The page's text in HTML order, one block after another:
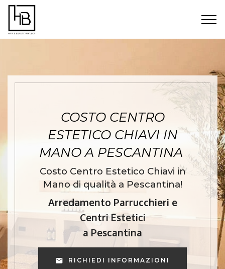
COSTO CENTRO
ESTETICO CHIAVI IN
MANO A PESCANTINA
Costo Centro Estetico Chiavi in
Mano di qualità a Pescantina!
Arredamento Parrucchieri e
Centri Estetici
a Pescantina
RICHIEDI INFORMAZIONI